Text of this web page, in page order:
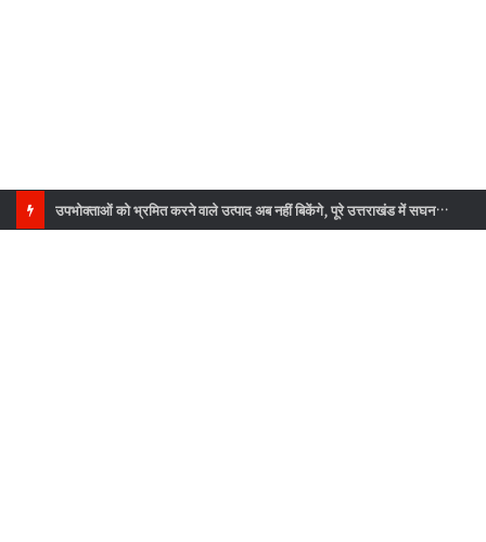
उपभोक्ताओं को भ्रमित करने वाले उत्पाद अब नहीं बिकेंगे, पूरे उत्तराखंड में सघन जांच अभियान